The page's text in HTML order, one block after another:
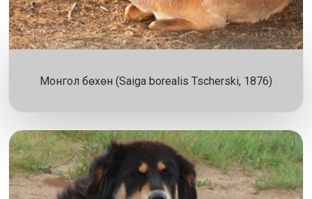
Монгол бөхөн (Saiga borealis Tscherski, 1876)